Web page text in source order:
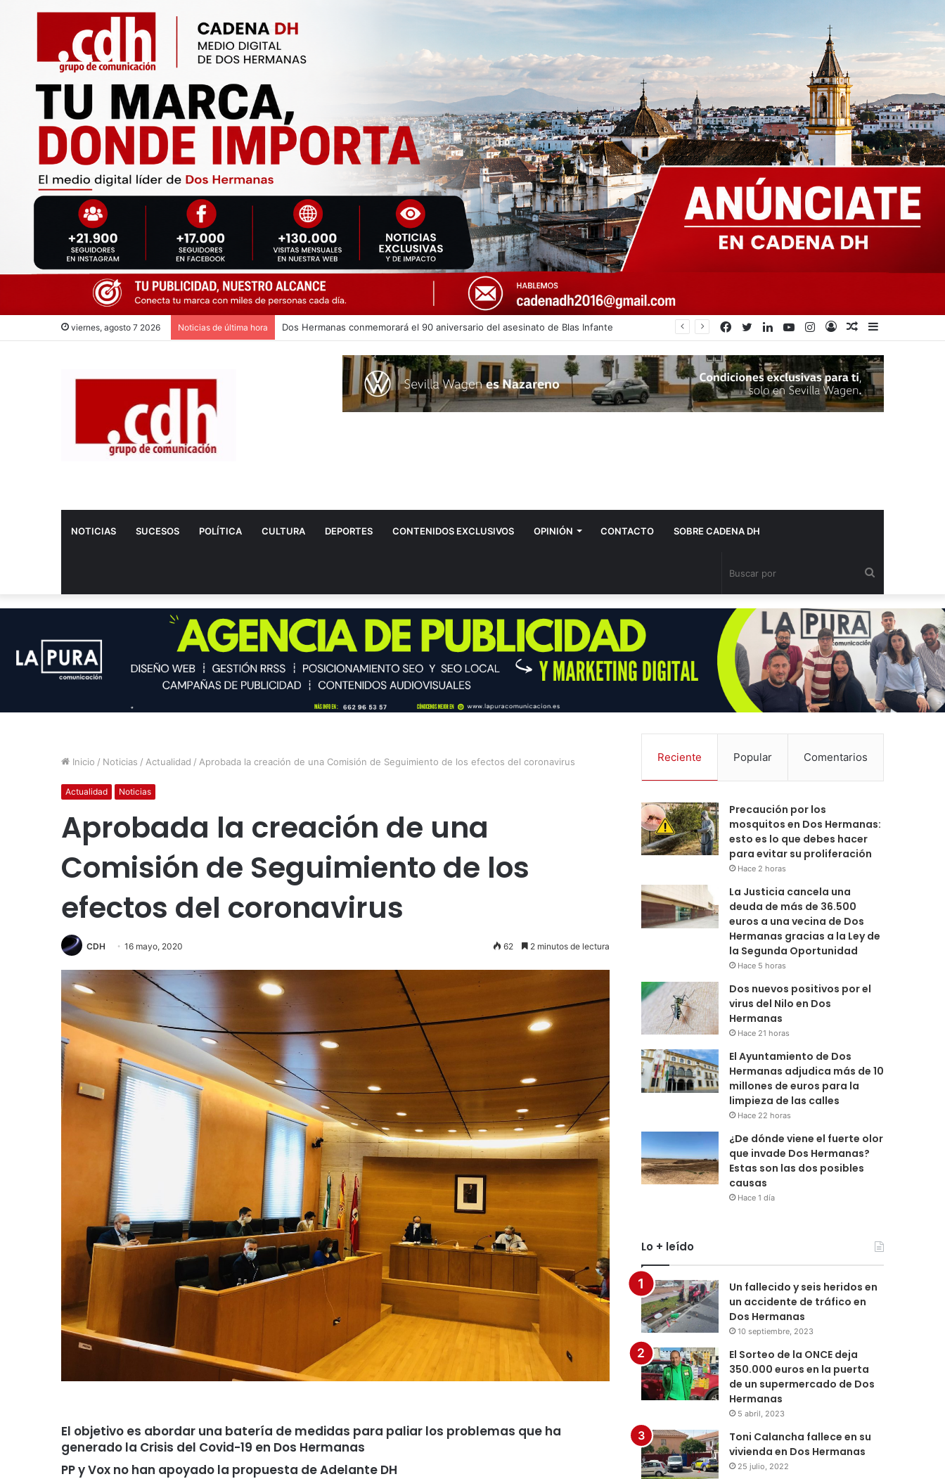
viernes, agosto 7 2026 Noticias de última hora Fallece el hombre contagiado por la fiebre del Nilo en Dos Hermanas
Barra
Publicación
azar
Acceso
Instagram
YouTube
LinkedIn
Twitter
Facebook
NOTICIAS SUCESOS POLÍTICA CULTURA DEPORTES CONTENIDOS EXCLUSIVOS OPINIÓN CONTACTO SOBRE CADENA DH
por
Inicio / Noticias / Actualidad / Aprobada la creación de una Comisión de Seguimiento de los efectos del coronavirus
Actualidad Noticias
Aprobada la creación de una
Comisión de Seguimiento de los
efectos del coronavirus
CDH 16 mayo, 2020 62 2 minutos de lectura
El objetivo es abordar una batería de medidas para paliar los problemas que ha
generado la Crisis del Covid-19 en Dos Hermanas
PP y Vox no han apoyado la propuesta de Adelante DH
Reciente Popular Comentarios
Precaución por los
mosquitos en Dos Hermanas:
esto es lo que debes hacer
para evitar su proliferación
Hace 2 horas
La Justicia cancela una
deuda de más de 36.500
euros a una vecina de Dos
Hermanas gracias a la Ley de
la Segunda Oportunidad
Hace 5 horas
Dos nuevos positivos por el
virus del Nilo en Dos
Hermanas
Hace 21 horas
El Ayuntamiento de Dos
Hermanas adjudica más de 10
millones de euros para la
limpieza de las calles
Hace 22 horas
¿De dónde viene el fuerte olor
que invade Dos Hermanas?
Estas son las dos posibles
causas
Hace 1 día
Lo + leído
Un fallecido y seis heridos en
un accidente de tráfico en
Dos Hermanas
10 septiembre, 2023
El Sorteo de la ONCE deja
350.000 euros en la puerta
de un supermercado de Dos
Hermanas
5 abril, 2023
Toni Calancha fallece en su
vivienda en Dos Hermanas
25 julio, 2022